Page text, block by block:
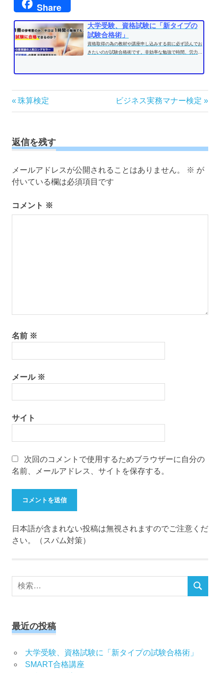
Share
大学受験、資格試験に「新タイプの
試験合格術」
資格取得の為の教材や講座申し込みする前に必ず読んでお
きたいのが試験合格術です。非効率な勉強で時間、労力を
投
稿
ビ
ゲ
ー
シ
ン
前
の
事:
珠算検定
次
の
ビジネス実務マナー検定
返信を残す
メールアドレスが公開されることはありません。 ※ が
付いている欄は必須項目です
コメント ※
名前 ※
メール ※
サイト
次回のコメントで使用するためブラウザーに自分の
名前、メールアドレス、サイトを保存する。
日本語が含まれない投稿は無視されますのでご注意くだ
さい。（スパム対策）
検
検
最近の投稿
大学受験、資格試験に「新タイプの試験合格術」
SMART合格講座